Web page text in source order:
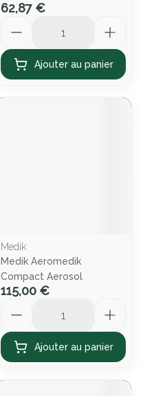
62,87 €
Ajouter au panier
Medik
Medik Aeromedik
Compact Aerosol
115,00 €
Ajouter au panier